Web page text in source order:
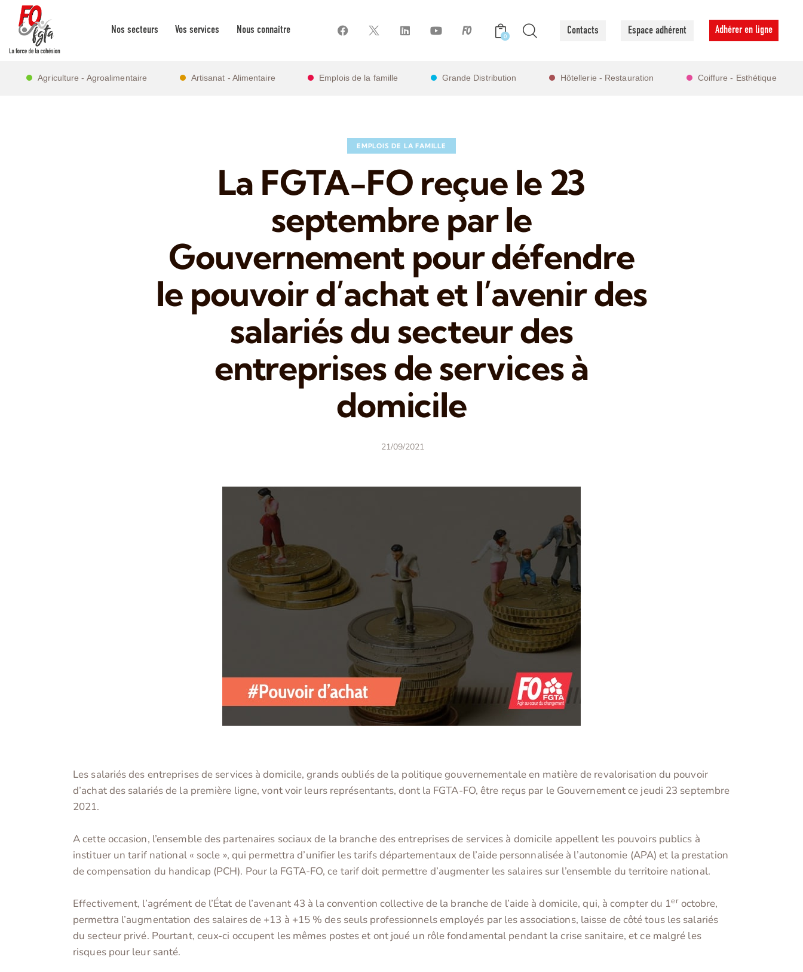
Nos secteurs Vos services Nous connaître
0 Contacts Espace adhérent Adhérer en ligne
Agriculture - Agroalimentaire Artisanat - Alimentaire Emplois de la famille Grande Distribution Hôtellerie - Restauration Coiffure - Esthétique
EMPLOIS DE LA FAMILLE
La FGTA-FO reçue le 23
septembre par le
Gouvernement pour défendre
le pouvoir d’achat et l’avenir des
salariés du secteur des
entreprises de services à
domicile
21/09/2021
Les salariés des entreprises de services à domicile, grands oubliés de la politique gouvernementale en matière de revalorisation du pouvoir
d’achat des salariés de la première ligne, vont voir leurs représentants, dont la FGTA-FO, être reçus par le Gouvernement ce jeudi 23 septembre
2021.
A cette occasion, l’ensemble des partenaires sociaux de la branche des entreprises de services à domicile appellent les pouvoirs publics à
instituer un tarif national « socle », qui permettra d’unifier les tarifs départementaux de l’aide personnalisée à l’autonomie (APA) et la prestation
de compensation du handicap (PCH). Pour la FGTA-FO, ce tarif doit permettre d’augmenter les salaires sur l’ensemble du territoire national.
Effectivement, l’agrément de l’État de l’avenant 43 à la convention collective de la branche de l’aide à domicile, qui, à compter du 1eroctobre,
permettra l’augmentation des salaires de +13 à +15 % des seuls professionnels employés par les associations, laisse de côté tous les salariés
du secteur privé. Pourtant, ceux-ci occupent les mêmes postes et ont joué un rôle fondamental pendant la crise sanitaire, et ce malgré les
risques pour leur santé.